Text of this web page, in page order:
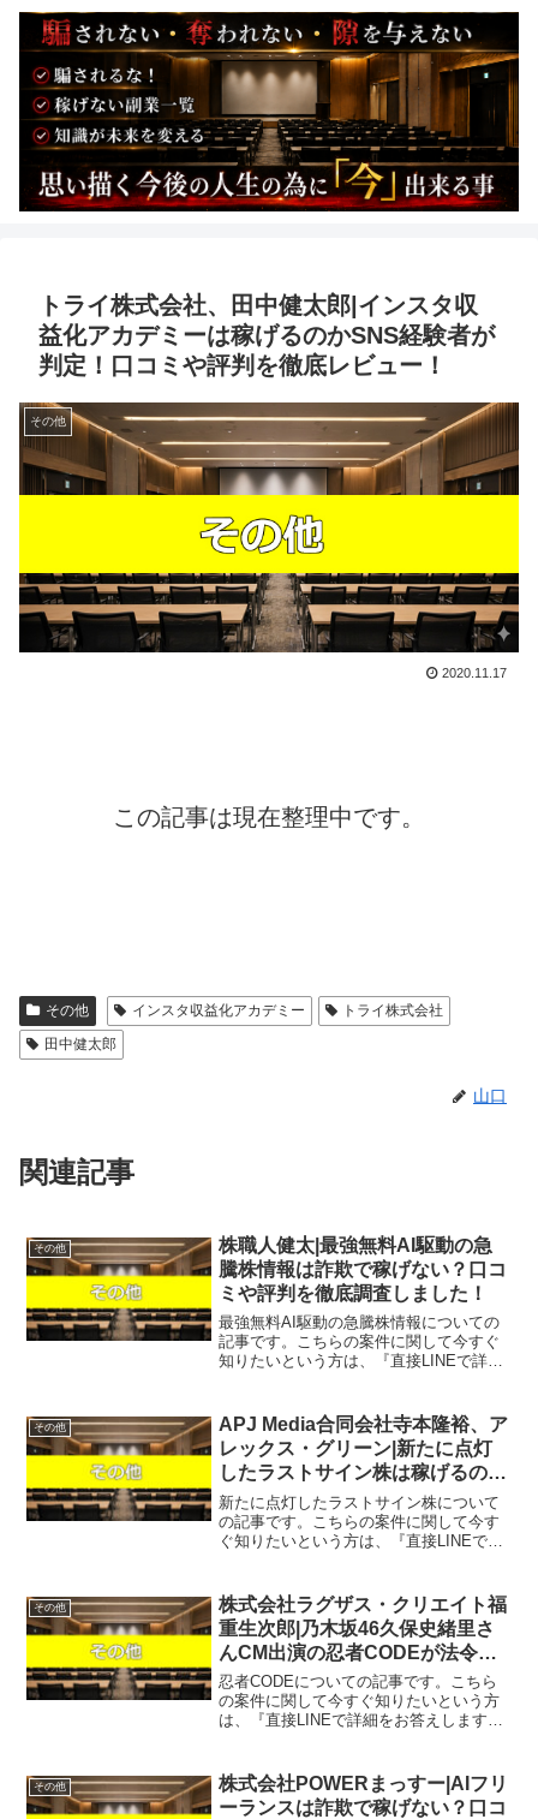
トライ株式会社、田中健太郎|インスタ収
益化アカデミーは稼げるのかSNS経験者が
判定！口コミや評判を徹底レビュー！
その他
2020.11.17
この記事は現在整理中です。
その他 インスタ収益化アカデミー
トライ株式会社
田中健太郎
山口
関連記事
その他
株職人健太|最強無料AI駆動の急
騰株情報は詐欺で稼げない？口コ
ミや評判を徹底調査しました！
最強無料AI駆動の急騰株情報についての
記事です。こちらの案件に関して今すぐ
知りたいという方は、『直接LINEで詳細
という方は、自分が実際にやっていて、
稼げている案件を無...
その他
APJ Media合同会社寺本隆裕、ア
レックス・グリーン|新たに点灯
したラストサイン株は稼げるのか
投資経験者が判定！口コミや評判
を徹底レビュー！
新たに点灯したラストサイン株について
の記事です。こちらの案件に関して今す
ぐ知りたいという方は、『直接LINEで詳
いという方は、自分が実際にやってい
て、稼げている案件を無...
その他
株式会社ラグザス・クリエイト福
重生次郎|乃木坂46久保史緒里さ
んCM出演の忍者CODEが法令違
反の可能性って本当？稼げるのか
口コミや評判を徹底調査しまし
た！
忍者CODEについての記事です。こちら
の案件に関して今すぐ知りたいという方
は、『直接LINEで詳細をお答えしますの
分が実際にやっていて、稼げている案件
を無料でお知らせし...
その他
株式会社POWERまっすー|AIフリ
ーランスは詐欺で稼げない？口コ